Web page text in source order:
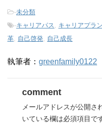
-未分類
-キャリアパス キャリアプラン
革 自己啓発 自己成長
執筆者： greenfamily0122
comment
メールアドレスが公開さ
いている欄は必須項目で